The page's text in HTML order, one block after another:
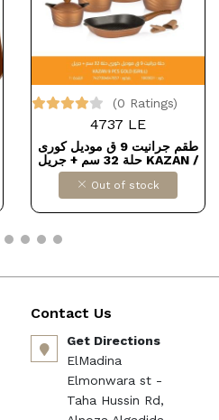
(0 Ratings)
4737 LE
طقم جرانيت 9 ق موديل كورى
حلة 32 سم + جريل KAZAN /
Gold
Out of stock
Contact Us
Get Directions
ElMadina
Elmonwara st -
Taha Hussin Rd,